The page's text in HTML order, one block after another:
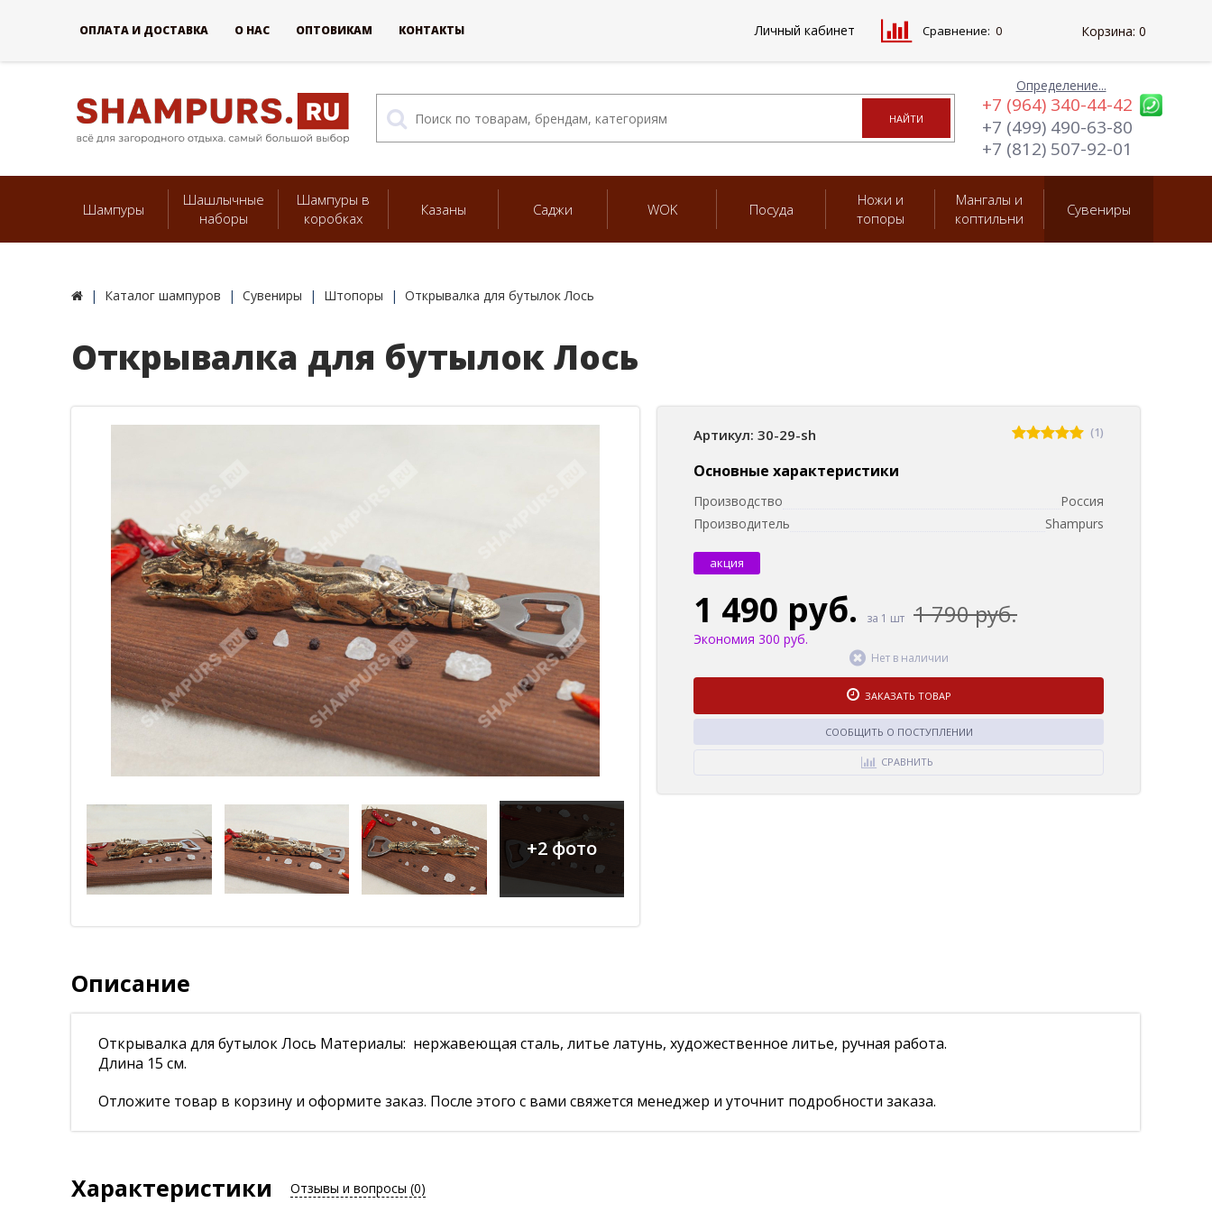
Определение...
+7 (964) 340-44-42
+7 (499) 490-63-80
+7 (812) 507-92-01
Шампуры
Шашлычные
наборы
Шампуры в
коробках
Казаны Саджи WOK Посуда
Ножи и
топоры
Мангалы и
коптильни
Сувениры
Каталог шампуров Сувениры Штопоры Открывалка для бутылок Лось
Открывалка для бутылок Лось
+2 фото
Артикул: 30-29-sh (1)
Основные характеристики
Производство
Россия
Производитель
Shampurs
акция
1 490 руб. за 1 шт 1 790 руб.
Экономия 300 руб.
Нет в наличии
ЗАКАЗАТЬ ТОВАР
СООБЩИТЬ О ПОСТУПЛЕНИИ
СРАВНИТЬ
Описание
Открывалка для бутылок Лось Материалы: нержавеющая сталь, литье латунь, художественное литье, ручная работа.
Длина 15 см.
Отложите товар в корзину и оформите заказ. После этого с вами свяжется менеджер и уточнит подробности заказа.
Характеристики Отзывы и вопросы (0)
ОПЛАТА И ДОСТАВКА О НАС ОПТОВИКАМ КОНТАКТЫ Личный кабинет Сравнение: 0 Корзина: 0